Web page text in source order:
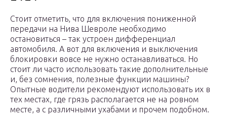
Стоит отметить, что для включения пониженной
передачи на Нива Шевроле необходимо
остановиться – так устроен дифференциал
автомобиля. А вот для включения и выключения
блокировки вовсе не нужно останавливаться. Но
стоит ли часто использовать такие дополнительные
и, без сомнения, полезные функции машины?
Опытные водители рекомендуют использовать их в
тех местах, где грязь располагается не на ровном
месте, а с различными ухабами и прочем подобном.